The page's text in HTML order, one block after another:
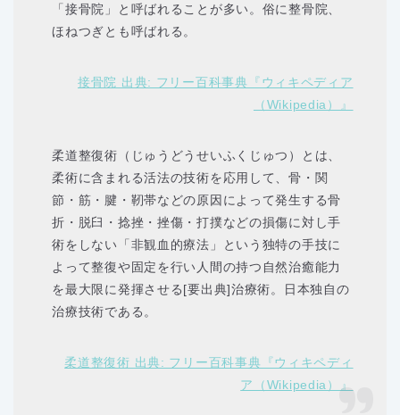
「接骨院」と呼ばれることが多い。俗に整骨院、
ほねつぎとも呼ばれる。
接骨院 出典: フリー百科事典『ウィキペディア
（Wikipedia）』
柔道整復術（じゅうどうせいふくじゅつ）とは、
柔術に含まれる活法の技術を応用して、骨・関
節・筋・腱・靭帯などの原因によって発生する骨
折・脱臼・捻挫・挫傷・打撲などの損傷に対し手
術をしない「非観血的療法」という独特の手技に
よって整復や固定を行い人間の持つ自然治癒能力
を最大限に発揮させる[要出典]治療術。日本独自の
治療技術である。
柔道整復術 出典: フリー百科事典『ウィキペディ
ア（Wikipedia）』